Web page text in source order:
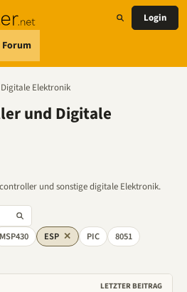
Forum
Login
Elektronik
und Digitale
und sonstige digitale Elektronik.
MSP430 ESP ✕ PIC
8051
LETZTER BEITRAG